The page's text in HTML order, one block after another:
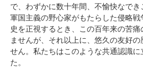
で、わずかに数十年間、不愉快なで
軍国主義の野心家がもたらした侵略
史を正視するとき、この百年来の苦痛
ませんが、それ以上に、悠久の友好
せん。私たちはこのような共通認識に
た。